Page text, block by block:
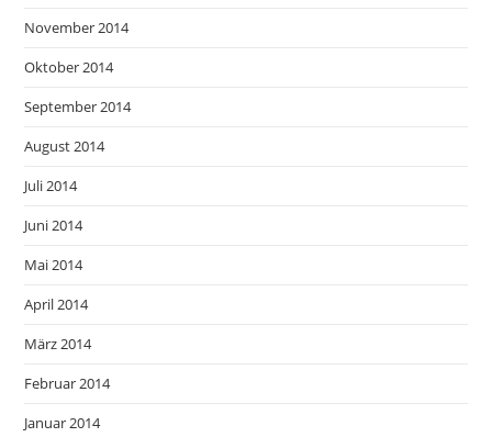
November 2014
Oktober 2014
September 2014
August 2014
Juli 2014
Juni 2014
Mai 2014
April 2014
März 2014
Februar 2014
Januar 2014